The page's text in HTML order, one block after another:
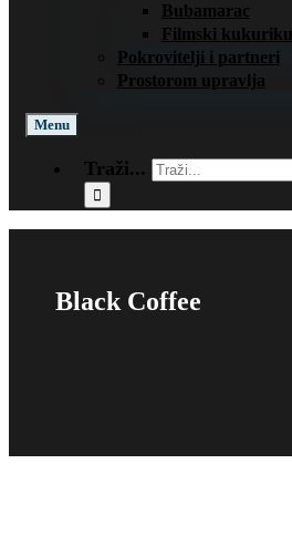
Bubamarac
Filmski kukuriku
Pokrovitelji i partneri
Prostorom upravlja
Menu
Traži...
Black Coffee